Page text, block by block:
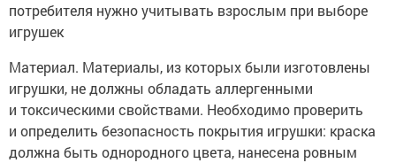
потребителя нужно учитывать взрослым при выборе
игрушек
Материал. Материалы, из которых были изготовлены
игрушки, не должны обладать аллергенными
и токсическими свойствами. Необходимо проверить
и определить безопасность покрытия игрушки: краска
должна быть однородного цвета, нанесена ровным